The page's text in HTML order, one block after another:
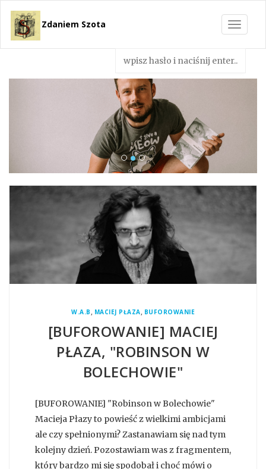
Toggle
Zdaniem Szota
W.A.B , MACIEJ PŁAZA, BUFOROWANIE
[BUFOROWANIE] MACIEJ
PŁAZA, "ROBINSON W
BOLECHOWIE"
[BUFOROWANIE] "Robinson w Bolechowie"
Macieja Płazy to powieść z wielkimi ambicjami
ale czy spełnionymi? Zastanawiam się nad tym
kolejny dzień. Pozostawiam was z fragmentem,
który bardzo mi się spodobał i choć mówi o